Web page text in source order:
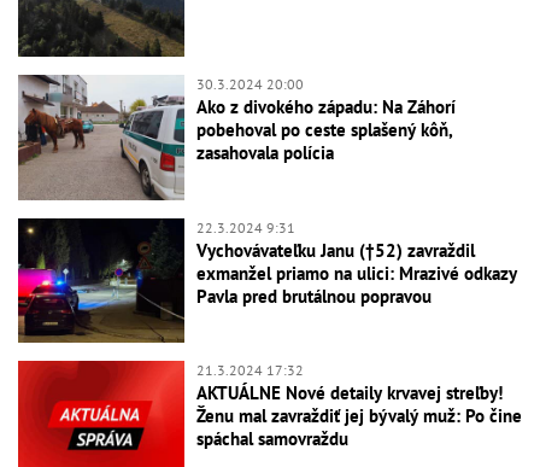
30.3.2024 20:00
Ako z divokého západu: Na Záhorí
pobehoval po ceste splašený kôň,
zasahovala polícia
22.3.2024 9:31
Vychovávateľku Janu (†52) zavraždil
exmanžel priamo na ulici: Mrazivé odkazy
Pavla pred brutálnou popravou
21.3.2024 17:32
AKTUÁLNE Nové detaily krvavej streľby!
Ženu mal zavraždiť jej bývalý muž: Po čine
spáchal samovraždu